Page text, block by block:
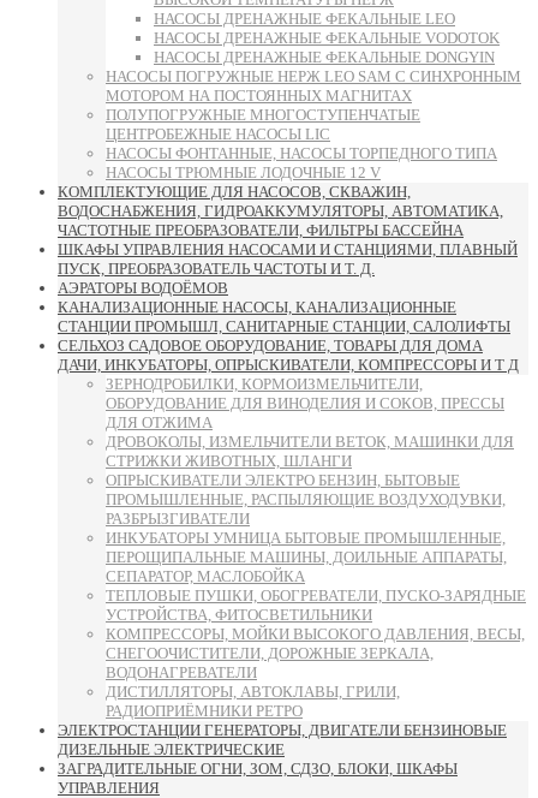
НАСОСЫ ДРЕНАЖНЫЕ ФЕКАЛЬНЫЕ LEO
НАСОСЫ ДРЕНАЖНЫЕ ФЕКАЛЬНЫЕ VODOTOK
НАСОСЫ ДРЕНАЖНЫЕ ФЕКАЛЬНЫЕ DONGYIN
НАСОСЫ ПОГРУЖНЫЕ НЕРЖ LEO SAM С СИНХРОННЫМ
МОТОРОМ НА ПОСТОЯННЫХ МАГНИТАХ
ПОЛУПОГРУЖНЫЕ МНОГОСТУПЕНЧАТЫЕ
ЦЕНТРОБЕЖНЫЕ НАСОСЫ LIC
НАСОСЫ ФОНТАННЫЕ, НАСОСЫ ТОРПЕДНОГО ТИПА
НАСОСЫ ТРЮМНЫЕ ЛОДОЧНЫЕ 12 V
КОМПЛЕКТУЮЩИЕ ДЛЯ НАСОСОВ, СКВАЖИН,
ВОДОСНАБЖЕНИЯ, ГИДРОАККУМУЛЯТОРЫ, АВТОМАТИКА,
ЧАСТОТНЫЕ ПРЕОБРАЗОВАТЕЛИ, ФИЛЬТРЫ БАССЕЙНА
ШКАФЫ УПРАВЛЕНИЯ НАСОСАМИ И СТАНЦИЯМИ, ПЛАВНЫЙ
ПУСК, ПРЕОБРАЗОВАТЕЛЬ ЧАСТОТЫ И Т. Д.
АЭРАТОРЫ ВОДОЁМОВ
КАНАЛИЗАЦИОННЫЕ НАСОСЫ, КАНАЛИЗАЦИОННЫЕ
СТАНЦИИ ПРОМЫШЛ, САНИТАРНЫЕ СТАНЦИИ, САЛОЛИФТЫ
СЕЛЬХОЗ САДОВОЕ ОБОРУДОВАНИЕ, ТОВАРЫ ДЛЯ ДОМА
ДАЧИ, ИНКУБАТОРЫ, ОПРЫСКИВАТЕЛИ, КОМПРЕССОРЫ И Т Д
ЗЕРНОДРОБИЛКИ, КОРМОИЗМЕЛЬЧИТЕЛИ,
ОБОРУДОВАНИЕ ДЛЯ ВИНОДЕЛИЯ И СОКОВ, ПРЕССЫ
ДЛЯ ОТЖИМА
ДРОВОКОЛЫ, ИЗМЕЛЬЧИТЕЛИ ВЕТОК, МАШИНКИ ДЛЯ
СТРИЖКИ ЖИВОТНЫХ, ШЛАНГИ
ОПРЫСКИВАТЕЛИ ЭЛЕКТРО БЕНЗИН, БЫТОВЫЕ
ПРОМЫШЛЕННЫЕ, РАСПЫЛЯЮЩИЕ ВОЗДУХОДУВКИ,
РАЗБРЫЗГИВАТЕЛИ
ИНКУБАТОРЫ УМНИЦА БЫТОВЫЕ ПРОМЫШЛЕННЫЕ,
ПЕРОЩИПАЛЬНЫЕ МАШИНЫ, ДОИЛЬНЫЕ АППАРАТЫ,
СЕПАРАТОР, МАСЛОБОЙКА
ТЕПЛОВЫЕ ПУШКИ, ОБОГРЕВАТЕЛИ, ПУСКО-ЗАРЯДНЫЕ
УСТРОЙСТВА, ФИТОСВЕТИЛЬНИКИ
КОМПРЕССОРЫ, МОЙКИ ВЫСОКОГО ДАВЛЕНИЯ, ВЕСЫ,
СНЕГООЧИСТИТЕЛИ, ДОРОЖНЫЕ ЗЕРКАЛА,
ВОДОНАГРЕВАТЕЛИ
ДИСТИЛЛЯТОРЫ, АВТОКЛАВЫ, ГРИЛИ,
РАДИОПРИЁМНИКИ РЕТРО
ЭЛЕКТРОСТАНЦИИ ГЕНЕРАТОРЫ, ДВИГАТЕЛИ БЕНЗИНОВЫЕ
ДИЗЕЛЬНЫЕ ЭЛЕКТРИЧЕСКИЕ
ЗАГРАДИТЕЛЬНЫЕ ОГНИ, ЗОМ, СДЗО, БЛОКИ, ШКАФЫ
УПРАВЛЕНИЯ